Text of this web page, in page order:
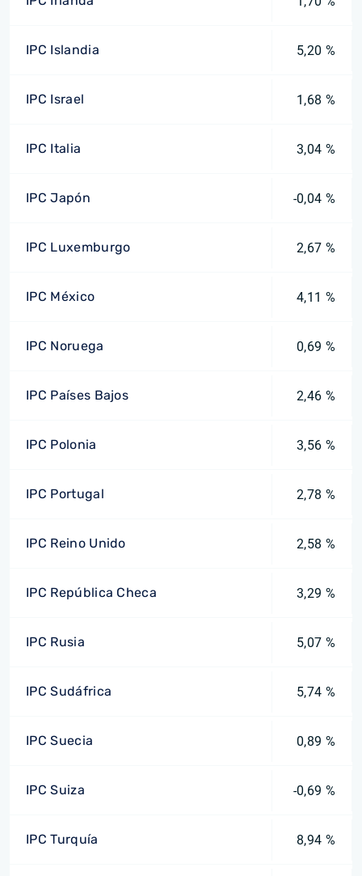
IPC Islandia 5,20 %
IPC Israel 1,68 %
IPC Italia 3,04 %
IPC Japón -0,04 %
IPC Luxemburgo 2,67 %
IPC México 4,11 %
IPC Noruega 0,69 %
IPC Países Bajos 2,46 %
IPC Polonia 3,56 %
IPC Portugal 2,78 %
IPC Reino Unido 2,58 %
IPC República Checa 3,29 %
IPC Rusia 5,07 %
IPC Sudáfrica 5,74 %
IPC Suecia 0,89 %
IPC Suiza -0,69 %
IPC Turquía 8,94 %